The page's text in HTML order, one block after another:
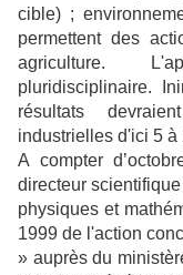
cible) ;
permettent des
agriculture.
pluridisciplinaire.
résultats
industrielles d'ici 5 à
A compter
directeur
physiques et
1999 de l'action
» auprès du